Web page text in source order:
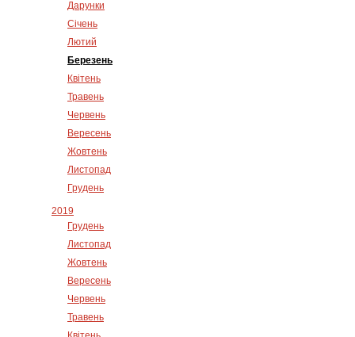
Дарунки
Січень
Лютий
Березень
Квітень
Травень
Червень
Вересень
Жовтень
Листопад
Грудень
2019
Грудень
Листопад
Жовтень
Вересень
Червень
Травень